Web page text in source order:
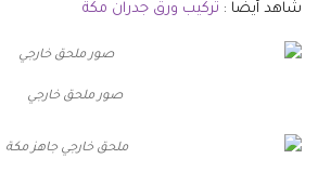
شاهد أيضا : تركيب ورق جدران مكة
صور ملحق خارجي